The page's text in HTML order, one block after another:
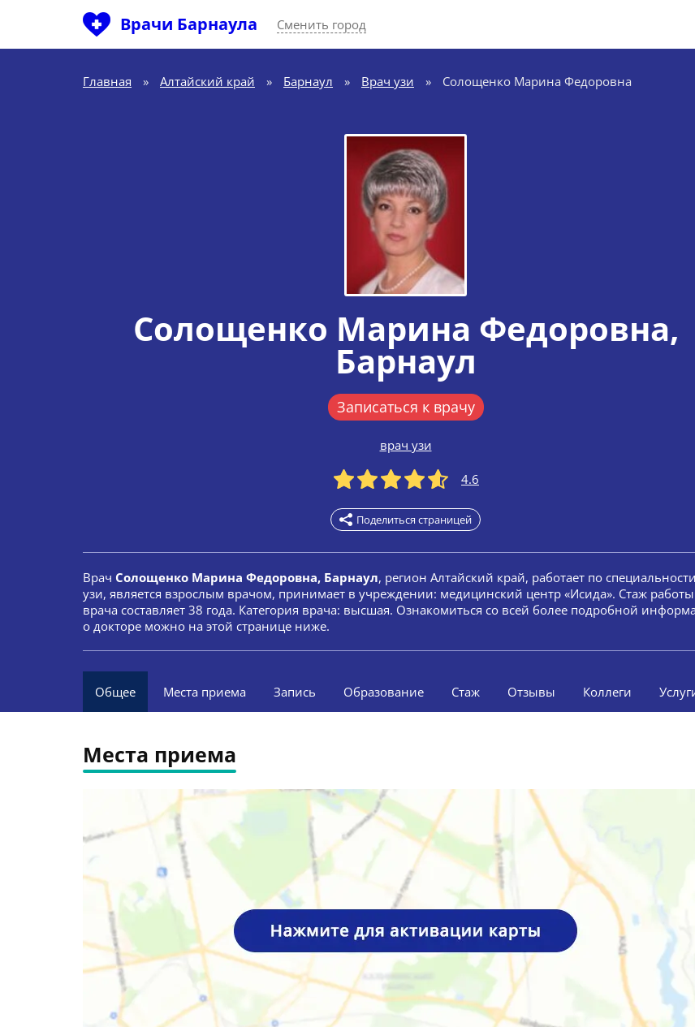
Врачи Барнаула Сменить город
Главная » Алтайский край » Барнаул » Врач узи » Солощенко Марина Федоровна
Солощенко Марина Федоровна,
Барнаул
Записаться к врачу
врач узи
4.6
Поделиться страницей
Врач Солощенко Марина Федоровна, Барнаул, регион Алтайский край, работает по
узи, является взрослым врачом, принимает в учреждении: медицинский центр «Исида». Стаж работы
врача составляет 38 года. Категория врача: высшая. Ознакомиться со всей более подробной
о докторе можно на этой странице ниже.
Общее Места приема Запись Образование Стаж Отзывы Коллеги
Места приема